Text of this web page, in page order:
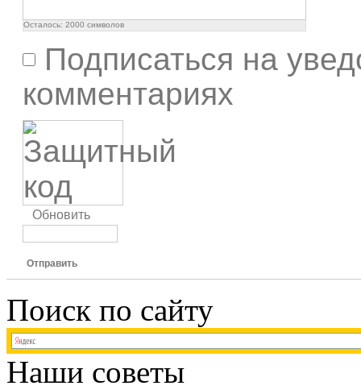
Осталось: 2000 символов
Подписаться на
комментариях
Обновить
Отправить
Поиск по сайту
Наши советы